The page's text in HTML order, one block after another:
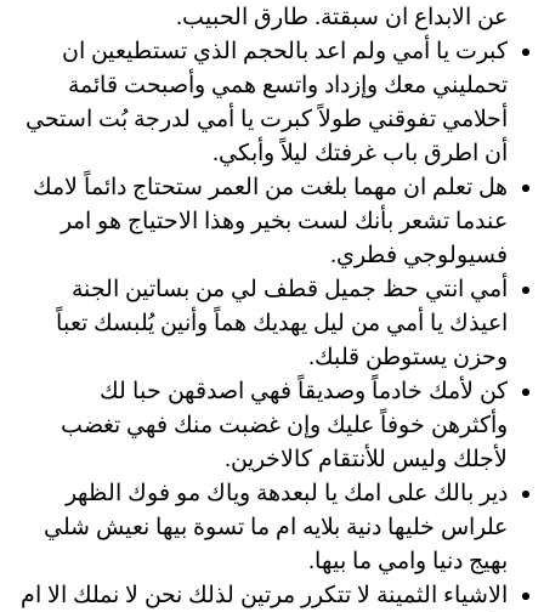
عن الابداع ان سبقتة. طارق الحبيب.
كبرت يا أمي ولم اعد بالحجم الذي تستطيعين ان
تحمليني معك وإزداد واتسع همي وأصبحت قائمة
أحلامي تفوقني طولاً كبرت يا أمي لدرجة بُت استحي
أن اطرق باب غرفتك ليلاً وأبكي.
هل تعلم ان مهما بلغت من العمر ستحتاج دائماً لامك
عندما تشعر بأنك لست بخير وهذا الاحتياج هو امر
فسيولوجي فطري.
أمي انتي حظ جميل قطف لي من بساتين الجنة
اعيذك يا أمي من ليل يهديك هماً وأنين يُلبسك تعباً
وحزن يستوطن قلبك.
كن لأمك خادماً وصديقاً فهي اصدقهن حبا لك
وأكثرهن خوفاً عليك وإن غضبت منك فهي تغضب
لأجلك وليس للأنتقام كالاخرين.
دير بالك على امك يا لبعدهة وياك مو فوك الظهر
علراس خليها دنية بلايه ام ما تسوة بيها نعيش شلي
بهيج دنيا وامي ما بيها.
الاشياء الثمينة لا تتكرر مرتين لذلك نحن لا نملك الا ام